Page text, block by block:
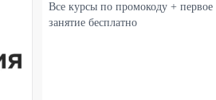
Все курсы по промокоду + первое
занятие бесплатно